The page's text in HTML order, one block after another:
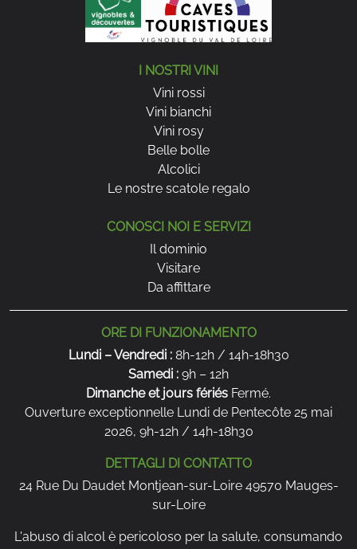
I NOSTRI VINI
Vini rossi
Vini bianchi
Vini rosy
Belle bolle
Alcolici
Le nostre scatole regalo
CONOSCI NOI E SERVIZI
Il dominio
Visitare
Da affittare
ORE DI FUNZIONAMENTO
Lundi – Vendredi :8h-12h / 14h-18h30
Samedi : 9h – 12h
Dimanche et jours fériés Fermé.
Ouverture exceptionnelle Lundi de Pentecôte 25 mai
2026, 9h-12h / 14h-18h30
DETTAGLI DI CONTATTO
24 Rue Du Daudet Montjean-sur-Loire 49570 Mauges-
sur-Loire
L'abuso di alcol è pericoloso per la salute, consumando